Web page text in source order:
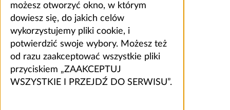
możesz otworzyć okno, w którym
dowiesz się, do jakich celów
wykorzystujemy pliki cookie, i
potwierdzić swoje wybory. Możesz też
od razu zaakceptować wszystkie pliki
przyciskiem „ZAAKCEPTUJ
WSZYSTKIE I PRZEJDŹ DO SERWISU”.